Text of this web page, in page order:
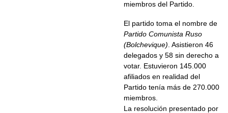
miembros del Partido.
El partido toma el nombre de
Partido Comunista Ruso
(Bolchevique) . Asistieron 46
delegados y 58 sin derecho a
votar. Estuvieron 145.000
afiliados en realidad del
Partido tenía más de 270.000
miembros.
La resolución presentado por